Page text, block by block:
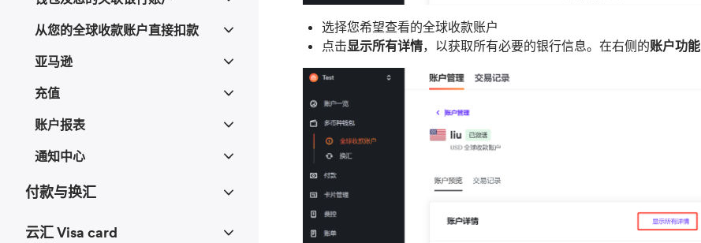
选择您希望查看的全球收款账户
点击显示所有详情，以获取所有必要的银行信息。在右侧的账户功能
从您的全球收款账户直接扣款
亚马逊
充值
账户报表
通知中心
付款与换汇
云汇 Visa card